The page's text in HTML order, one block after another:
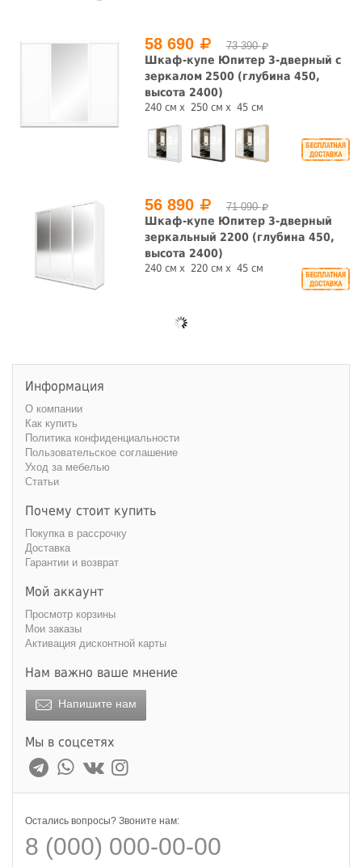
58 690 73 390
Шкаф-купе Юпитер 3-дверный с
зеркалом 2500 (глубина 450,
высота 2400)
240 см 250 см 45 см
56 890 71 090
Шкаф-купе Юпитер 3-дверный
зеркальный 2200 (глубина 450,
высота 2400)
240 см 220 см 45 см
Информация
О компании
Как купить
Политика конфиденциальности
Пользовательское соглашение
Уход за мебелью
Статьи
Почему стоит купить
Покупка в рассрочку
Доставка
Гарантии и возврат
Мой аккаунт
Просмотр корзины
Мои заказы
Активация дисконтной карты
Нам важно ваше мнение
Напишите нам
Мы в соцсетях
Остались вопросы? Звоните нам:
8 (000) 000-00-00